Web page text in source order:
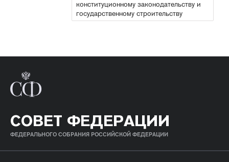
конституционному законодательству и
государственному строительству
СОВЕТ ФЕДЕРАЦИИ
ФЕДЕРАЛЬНОГО СОБРАНИЯ РОССИЙСКОЙ ФЕДЕРАЦИИ